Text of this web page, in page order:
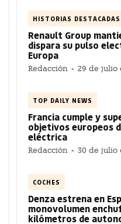
HISTORIAS DESTACADAS
Renault Group
dispara su pulso
Europa
Redacción - 29 de julio
TOP DAILY NEWS
Francia cumple y
objetivos europeos
eléctrica
Redacción - 30 de julio
COCHES
Denza estrena en
monovolumen
kilómetros de